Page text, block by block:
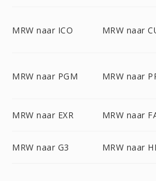
MRW naar ICO MRW naar
MRW naar PGM MRW naar
MRW naar EXR MRW naar
MRW naar G3 MRW naar